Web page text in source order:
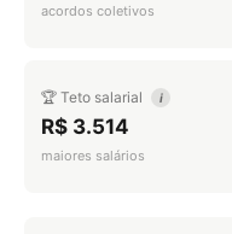
acordos coletivos
🏆 Teto salarial i
R$ 3.514
maiores salários